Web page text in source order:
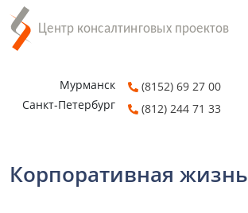
Мурманск
Санкт-Петербург
(8152) 69 27 00
(812) 244 71 33
Корпоративная жизнь